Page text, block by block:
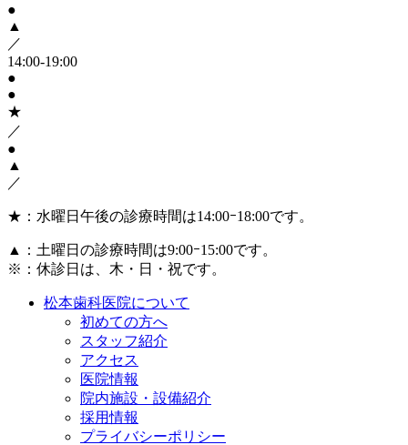
●
▲
／
14:00-19:00
●
●
★
／
●
▲
／
★ ：水曜日午後の診療時間は14:00ｰ18:00です。
▲
：土曜日の診療時間は9:00ｰ15:00です。
※：休診日は、木・日・祝です。
松本歯科医院について
初めての方へ
スタッフ紹介
アクセス
医院情報
院内施設・設備紹介
採用情報
プライバシーポリシー